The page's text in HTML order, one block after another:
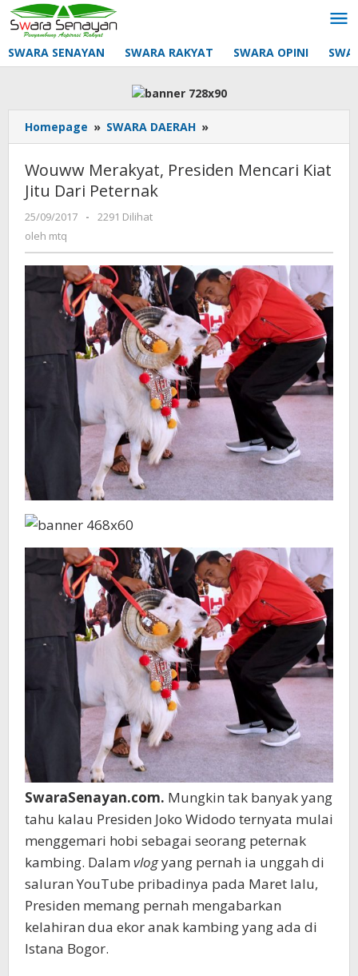
Lewati
ke
konten
SWARA SENAYAN SWARA RAKYAT SWARA OPINI
Homepage » SWARA DAERAH »
Merakyat,
Mencari
Wouww Merakyat, Presiden Mencari Kiat
Jitu Dari Peternak
25/09/2017
oleh
-
2291 Dilihat
oleh mtq
SwaraSenayan.com. Mungkin tak banyak yang
tahu kalau Presiden Joko Widodo ternyata mulai
menggemari hobi sebagai seorang peternak
kambing. Dalam vlogyang pernah ia unggah di
saluran YouTube pribadinya pada Maret lalu,
Presiden memang pernah mengabarkan
kelahiran dua ekor anak kambing yang ada di
Istana Bogor.